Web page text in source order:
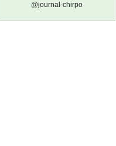
@journal-chirpo